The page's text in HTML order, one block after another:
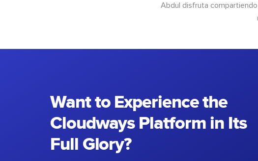
Abdul disfruta
Want to Experience the
Cloudways Platform in Its
Full Glory?